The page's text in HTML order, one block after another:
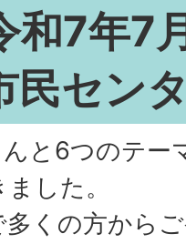
和7年7
民セン
と6つのテー
した。
くの方から